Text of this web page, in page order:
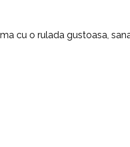
cu o rulada gustoasa,